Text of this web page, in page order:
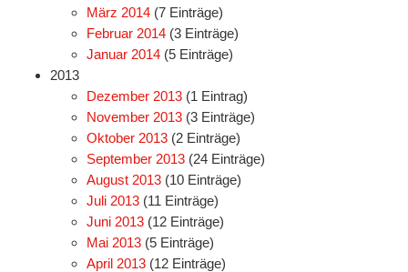
März 2014 (7 Einträge)
Februar 2014 (3 Einträge)
Januar 2014 (5 Einträge)
2013
Dezember 2013 (1 Eintrag)
November 2013 (3 Einträge)
Oktober 2013 (2 Einträge)
September 2013 (24 Einträge)
August 2013 (10 Einträge)
Juli 2013 (11 Einträge)
Juni 2013 (12 Einträge)
Mai 2013 (5 Einträge)
April 2013 (12 Einträge)